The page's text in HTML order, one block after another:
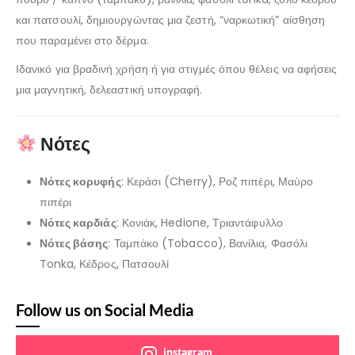
και πατσουλί, δημιουργώντας μια ζεστή, “ναρκωτική” αίσθηση
που παραμένει στο δέρμα.
Ιδανικό για βραδινή χρήση ή για στιγμές όπου θέλεις να αφήσεις
μια μαγνητική, δελεαστική υπογραφή.
Νότες
Νότες κορυφής: Κεράσι (Cherry), Ροζ πιπέρι, Μαύρο
πιπέρι
Νότες καρδιάς: Κονιάκ, Hedione, Τριαντάφυλλο
Νότες βάσης: Ταμπάκο (Tobacco), Βανίλια, Φασόλι
Tonka, Κέδρος, Πατσουλί
Follow us on Social Media
instagram